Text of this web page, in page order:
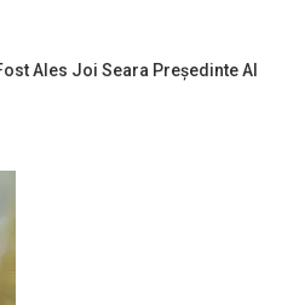
Ales Joi Seara Preşedinte Al